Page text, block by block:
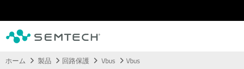
メインコンテンツにスキップ
ホーム 製品 回路保護 Vbus Vbus